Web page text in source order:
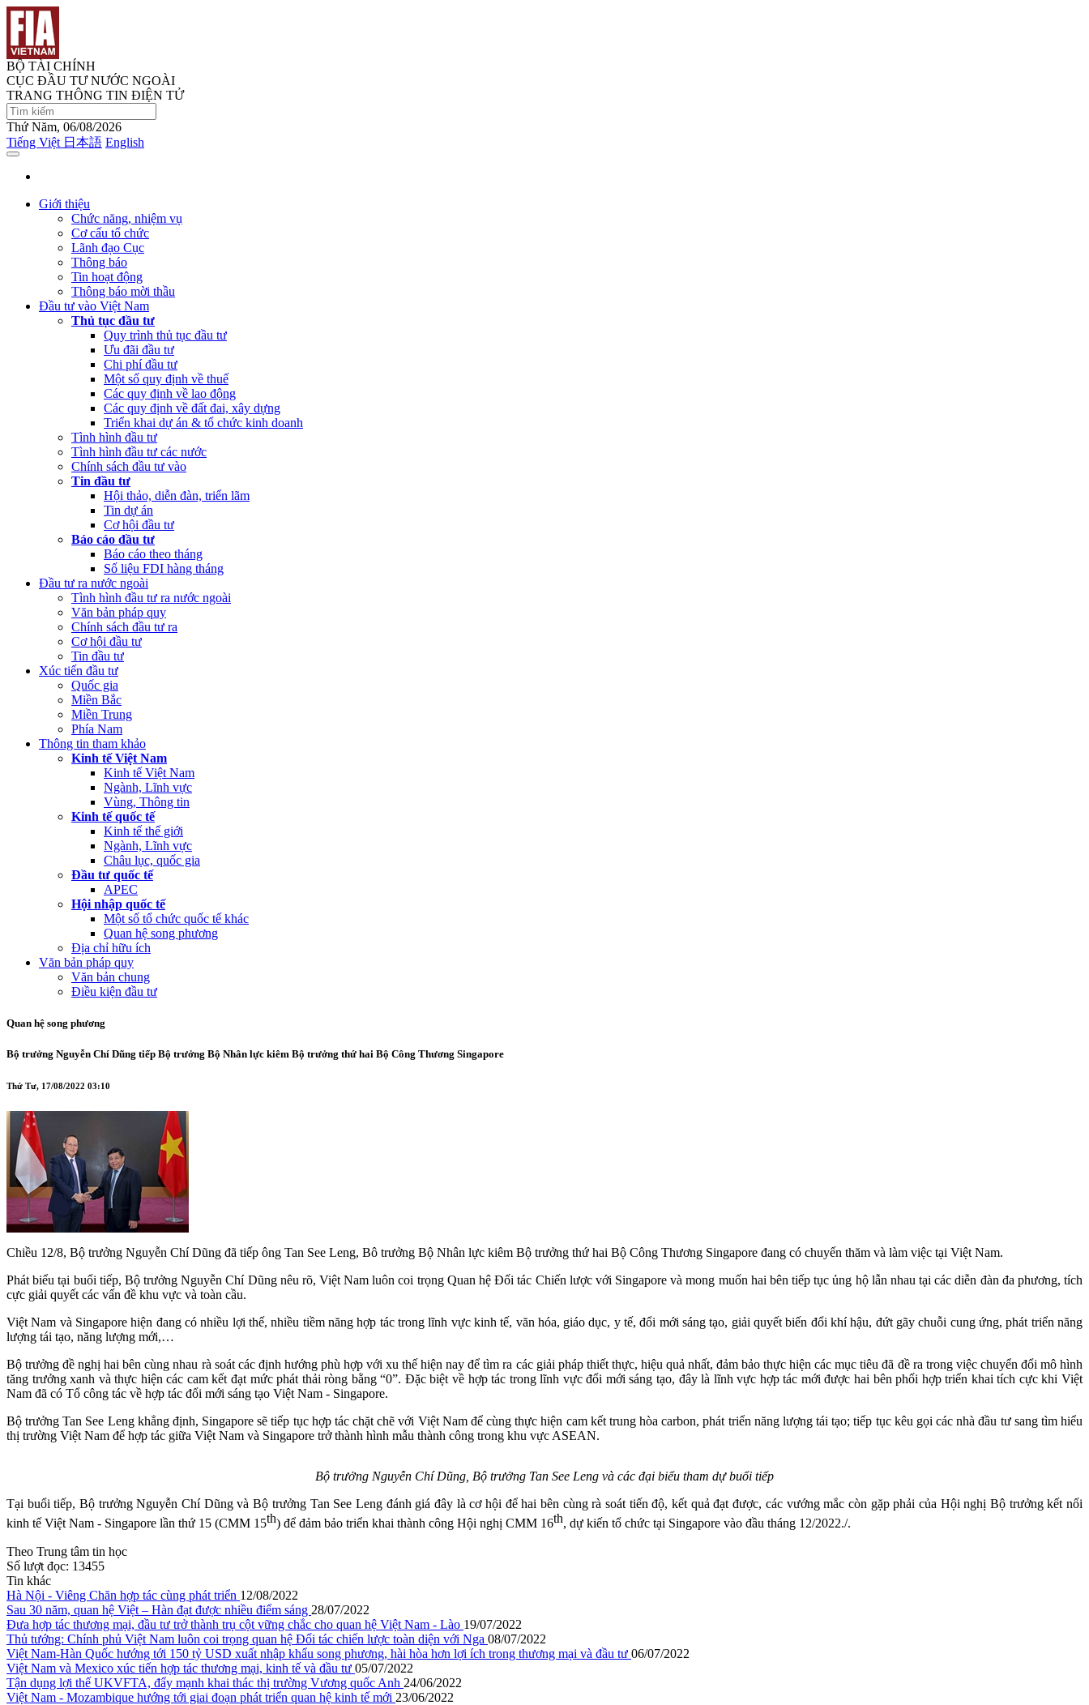
BỘ TÀI CHÍNH
CỤC ĐẦU TƯ NƯỚC NGOÀI
TRANG THÔNG TIN ĐIỆN TỬ
Thứ Năm, 06/08/2026
Tiếng Việt 日本語 English
Giới thiệu
Chức năng, nhiệm vụ
Cơ cấu tổ chức
Lãnh đạo Cục
Thông báo
Tin hoạt động
Thông báo mời thầu
Đầu tư vào Việt Nam
Thủ tục đầu tư
Quy trình thủ tục đầu tư
Ưu đãi đầu tư
Chi phí đầu tư
Một số quy định về thuế
Các quy định về lao động
Các quy định về đất đai, xây dựng
Triển khai dự án & tổ chức kinh doanh
Tình hình đầu tư
Tình hình đầu tư các nước
Chính sách đầu tư vào
Tin đầu tư
Hội thảo, diễn đàn, triển lãm
Tin dự án
Cơ hội đầu tư
Báo cáo đầu tư
Báo cáo theo tháng
Số liệu FDI hàng tháng
Đầu tư ra nước ngoài
Tình hình đầu tư ra nước ngoài
Văn bản pháp quy
Chính sách đầu tư ra
Cơ hội đầu tư
Tin đầu tư
Xúc tiến đầu tư
Quốc gia
Miền Bắc
Miền Trung
Phía Nam
Thông tin tham khảo
Kinh tế Việt Nam
Kinh tế Việt Nam
Ngành, Lĩnh vực
Vùng, Thông tin
Kinh tế quốc tế
Kinh tế thế giới
Ngành, Lĩnh vực
Châu lục, quốc gia
Đầu tư quốc tế
APEC
Hội nhập quốc tế
Một số tổ chức quốc tế khác
Quan hệ song phương
Địa chỉ hữu ích
Văn bản pháp quy
Văn bản chung
Điều kiện đầu tư
Quan hệ song phương
Bộ trưởng Nguyễn Chí Dũng tiếp Bộ trưởng Bộ Nhân lực kiêm Bộ trưởng thứ hai Bộ Công Thương Singapore
Thứ Tư, 17/08/2022 03:10
Chiều 12/8, Bộ trưởng Nguyễn Chí Dũng đã tiếp ông Tan See Leng, Bô trưởng Bộ Nhân lực kiêm Bộ trưởng thứ hai Bộ Công Thương Singapore đang có chuyến thăm và làm việc tại Việt Nam.
Phát biểu tại buổi tiếp, Bộ trưởng Nguyễn Chí Dũng nêu rõ, Việt Nam luôn coi trọng Quan hệ Đối tác Chiến lược với Singapore và mong muốn hai bên tiếp tục ủng hộ lẫn nhau tại các diễn đàn đa phương, tích
cực giải quyết các vấn đề khu vực và toàn cầu.
Việt Nam và Singapore hiện đang có nhiều lợi thế, nhiều tiềm năng hợp tác trong lĩnh vực kinh tế, văn hóa, giáo dục, y tế, đổi mới sáng tạo, giải quyết biến đổi khí hậu, đứt gãy chuỗi cung ứng, phát triển năng
lượng tái tạo, năng lượng mới,…
Bộ trưởng đề nghị hai bên cùng nhau rà soát các định hướng phù hợp với xu thế hiện nay để tìm ra các giải pháp thiết thực, hiệu quả nhất, đảm bảo thực hiện các mục tiêu đã đề ra trong việc chuyển đổi mô hình
tăng trưởng xanh và thực hiện các cam kết đạt mức phát thải ròng bằng “0”. Đặc biệt về hợp tác trong lĩnh vực đổi mới sáng tạo, đây là lĩnh vực hợp tác mới được hai bên phối hợp triển khai tích cực khi Việt
Nam đã có Tổ công tác về hợp tác đổi mới sáng tạo Việt Nam - Singapore.
Bộ trưởng Tan See Leng khẳng định, Singapore sẽ tiếp tục hợp tác chặt chẽ với Việt Nam để cùng thực hiện cam kết trung hòa carbon, phát triển năng lượng tái tạo; tiếp tục kêu gọi các nhà đầu tư sang tìm hiểu
thị trường Việt Nam để hợp tác giữa Việt Nam và Singapore trở thành hình mẫu thành công trong khu vực ASEAN.
Bộ trưởng Nguyễn Chí Dũng, Bộ trưởng Tan See Leng và các đại biểu tham dự buổi tiếp
Tại buổi tiếp, Bộ trưởng Nguyễn Chí Dũng và Bộ trưởng Tan See Leng đánh giá đây là cơ hội để hai bên cùng rà soát tiến độ, kết quả đạt được, các vướng mắc còn gặp phải của Hội nghị Bộ trưởng kết nối
kinh tế Việt Nam - Singapore lần thứ 15 (CMM 15th) để đảm bảo triển khai thành công Hội nghị CMM 16th, dự kiến tổ chức tại Singapore vào đầu tháng 12/2022./.
Theo Trung tâm tin học
Số lượt đọc: 13455
Tin khác
Hà Nội - Viêng Chăn hợp tác cùng phát triển 12/08/2022
Sau 30 năm, quan hệ Việt – Hàn đạt được nhiều điểm sáng 28/07/2022
Đưa hợp tác thương mại, đầu tư trở thành trụ cột vững chắc cho quan hệ Việt Nam - Lào 19/07/2022
Thủ tướng: Chính phủ Việt Nam luôn coi trọng quan hệ Đối tác chiến lược toàn diện với Nga 08/07/2022
Việt Nam-Hàn Quốc hướng tới 150 tỷ USD xuất nhập khẩu song phương, hài hòa hơn lợi ích trong thương mại và đầu tư 06/07/2022
Việt Nam và Mexico xúc tiến hợp tác thương mại, kinh tế và đầu tư 05/07/2022
Tận dụng lợi thế UKVFTA, đẩy mạnh khai thác thị trường Vương quốc Anh 24/06/2022
Việt Nam - Mozambique hướng tới giai đoạn phát triển quan hệ kinh tế mới 23/06/2022